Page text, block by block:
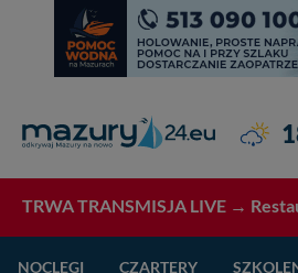
TRWA TRANSMISJA LIVE →
NOCLEGI CZARTERY